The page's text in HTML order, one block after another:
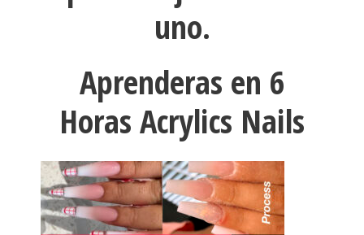
uno.
Aprenderas en 6
Horas Acrylics Nails